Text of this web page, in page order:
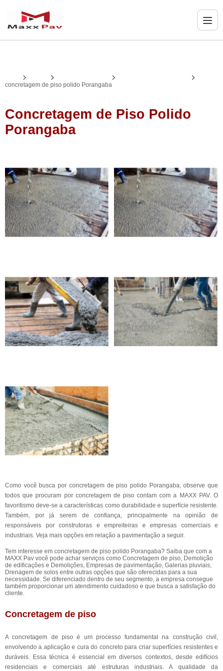
concretagem de piso polido Porangaba
Concretagem de Piso Polido
Porangaba
Como você busca por concretagem de piso polido Porangaba, observe que
todos que procuram por concretagem de piso contam com a MAXX PAV. O
favoritismo deve-se a características como durabilidade e superfície resistente.
Também, por já serem de confiança, principalmente na opinião de
responsáveis por construtoras e empreiteiras e empresas comerciais e
industriais. Veja mais opções em relação a pavimentação a seguir.
Tem interesse em concretagem de piso polido Porangaba? Saiba que com a
MAXX Pav você pode achar serviços como Concretagem de piso, Demolição
de edificações e Demolições, Empresas de pavimentação, Galerias pluviais,
Drenagem de solos entre outras opções que são oferecidas para a sua
necessidade. Se diferenciado dentro de seu segmento, a empresa consegue
também proporcionar um atendimento cuidadoso e que busca a satisfação do
cliente.
Concretagem de piso
A concretagem de piso é um processo fundamental na construção civil,
envolvendo a aplicação e cura do concreto para criar superfícies resistentes e
duráveis. Essa técnica é essencial em diversos contextos, desde edifícios
residenciais e comerciais até estruturas industriais. A qualidade da